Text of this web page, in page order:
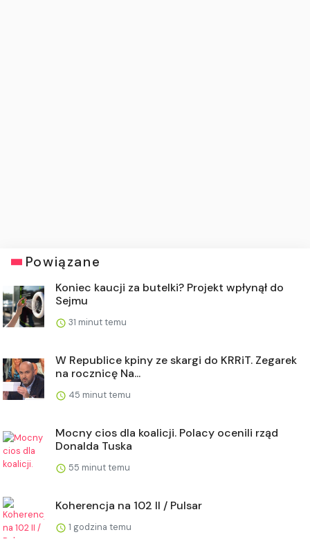
Powiązane
Koniec kaucji za butelki? Projekt wpłynął do
Sejmu
31 minut temu
W Republice kpiny ze skargi do KRRiT. Zegarek
na rocznicę Na...
45 minut temu
Mocny cios dla koalicji. Polacy ocenili rząd
Donalda Tuska
55 minut temu
Koherencja na 102 II / Pulsar
1 godzina temu